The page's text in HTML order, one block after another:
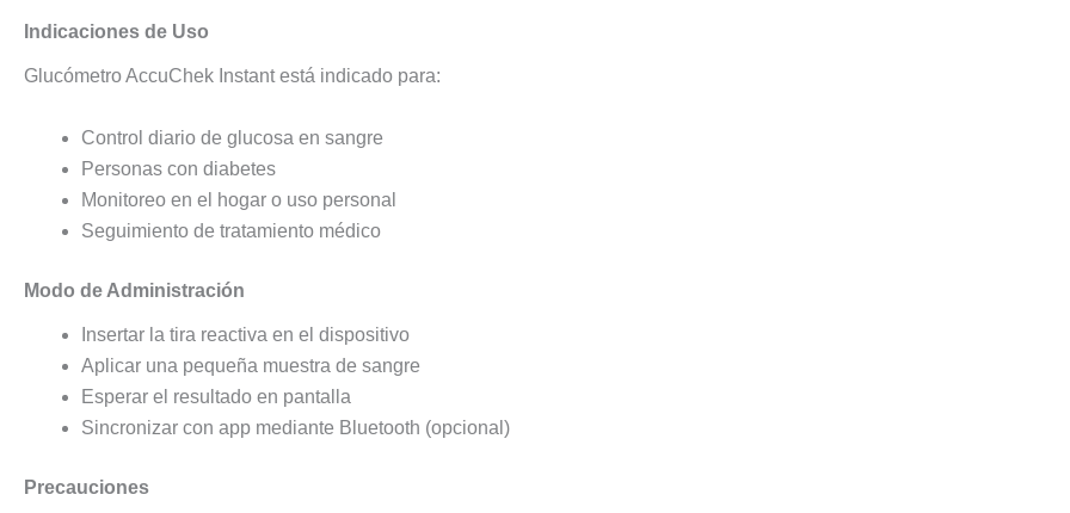
Indicaciones de Uso
Glucómetro AccuChek Instant está indicado para:
Control diario de glucosa en sangre
Personas con diabetes
Monitoreo en el hogar o uso personal
Seguimiento de tratamiento médico
Modo de Administración
Insertar la tira reactiva en el dispositivo
Aplicar una pequeña muestra de sangre
Esperar el resultado en pantalla
Sincronizar con app mediante Bluetooth (opcional)
Precauciones